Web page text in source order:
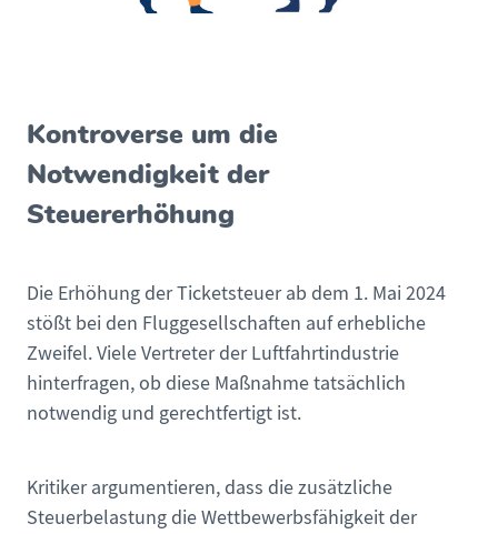
Kontroverse um die
Notwendigkeit der
Steuererhöhung
Die Erhöhung der Ticketsteuer ab dem 1. Mai 2024
stößt bei den Fluggesellschaften auf erhebliche
Zweifel. Viele Vertreter der Luftfahrtindustrie
hinterfragen, ob diese Maßnahme tatsächlich
notwendig und gerechtfertigt ist.
Kritiker argumentieren, dass die zusätzliche
Steuerbelastung die Wettbewerbsfähigkeit der